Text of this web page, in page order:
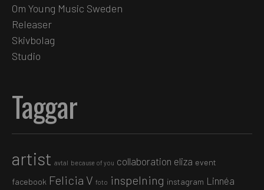
Om Young Music Sweden
Releaser
Skivbolag
Studio
Taggar
artist avtal because of you collaboration eliza event
facebook Felicia V foto inspelning instagram Linnéa